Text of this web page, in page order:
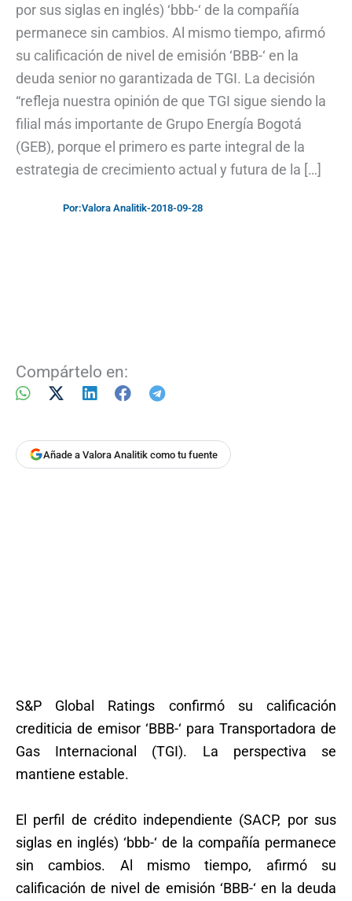
por sus siglas en inglés) ‘bbb-‘ de la compañía
permanece sin cambios. Al mismo tiempo, afirmó
su calificación de nivel de emisión ‘BBB-‘ en la
deuda senior no garantizada de TGI. La decisión
“refleja nuestra opinión de que TGI sigue siendo la
filial más importante de Grupo Energía Bogotá
(GEB), porque el primero es parte integral de la
estrategia de crecimiento actual y futura de la […]
Por:Valora Analitik-2018-09-28
Compártelo en:
Añade a Valora Analitik como tu fuente
S&P Global Ratings confirmó su calificación
crediticia de emisor ‘BBB-‘ para Transportadora de
Gas Internacional (TGI). La perspectiva se
mantiene estable.
El perfil de crédito independiente (SACP, por sus
siglas en inglés) ‘bbb-‘ de la compañía permanece
sin cambios. Al mismo tiempo, afirmó su
calificación de nivel de emisión ‘BBB-‘ en la deuda